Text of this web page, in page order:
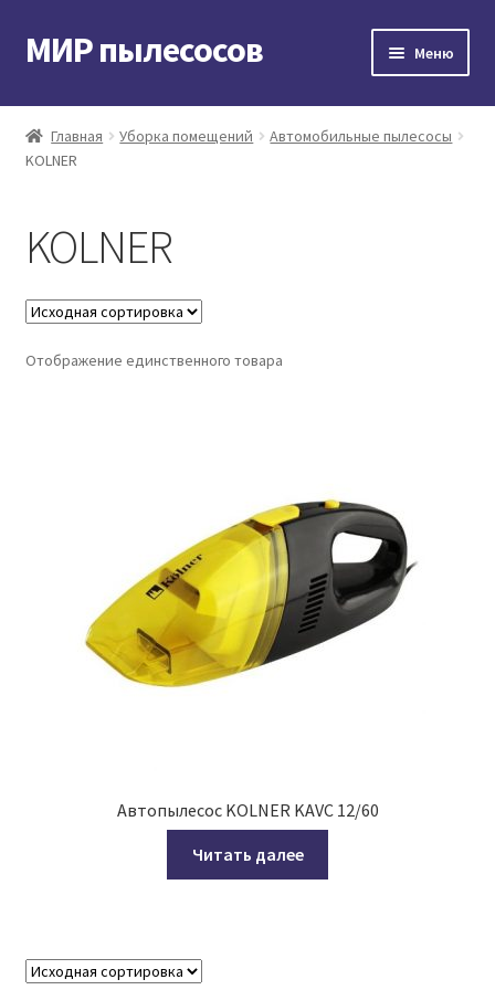
Перейти
к
Перейти
к
МИР пылесосов Меню
Главная
Мой аккаунт
Главная Уборка помещений
Автомобильные пылесосы
KOLNER
KOLNER
Отображение единственного товара
Автопылесос KOLNER KAVC 12/60
Читать далее